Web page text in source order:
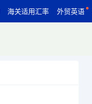
海关适用汇率 外贸英语